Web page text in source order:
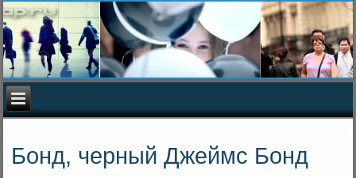
Бонд, черный Джеймс Бонд